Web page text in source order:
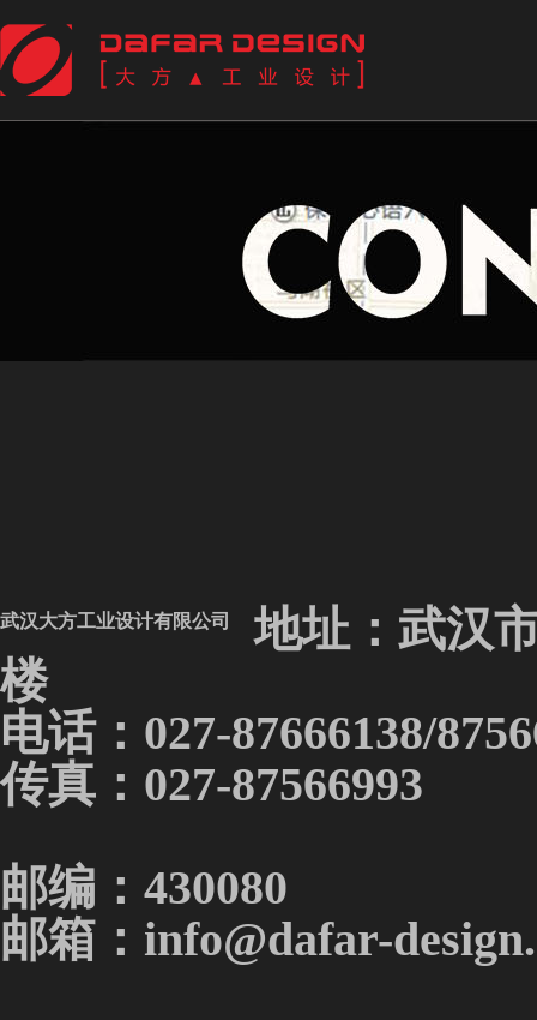
武汉大方工业设计有限公司
地址：武汉
楼
电话：027-87666138/
传真：
邮编：430080
邮箱： info@dafar-